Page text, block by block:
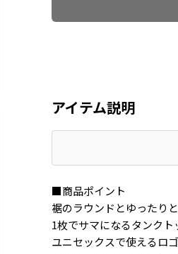
アイテム説明
■商品ポイント
裾のラウンドとゆったり
1枚でサマになるタンクト
ユニセックスで使えるロ